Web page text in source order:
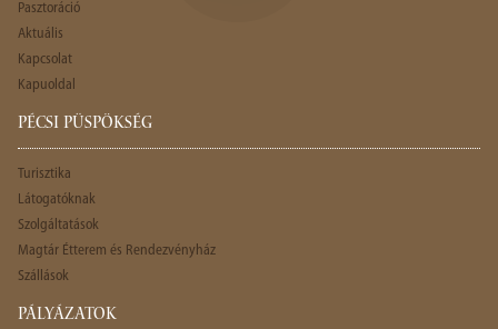
Pasztoráció
Aktuális
Kapcsolat
Kapuoldal
PÉCSI PÜSPÖKSÉG
Turisztika
Látogatóknak
Szolgáltatások
Magtár Étterem és Rendezvényház
Szállások
PÁLYÁZATOK